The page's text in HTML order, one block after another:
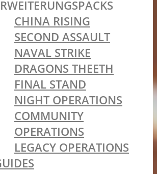
CHINA RISING
SECOND ASSAULT
NAVAL STRIKE
DRAGONS THEETH
FINAL STAND
NIGHT OPERATIONS
COMMUNITY
OPERATIONS
LEGACY OPERATIONS